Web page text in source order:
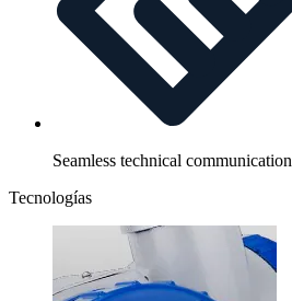
Seamless technical communication
Tecnologías